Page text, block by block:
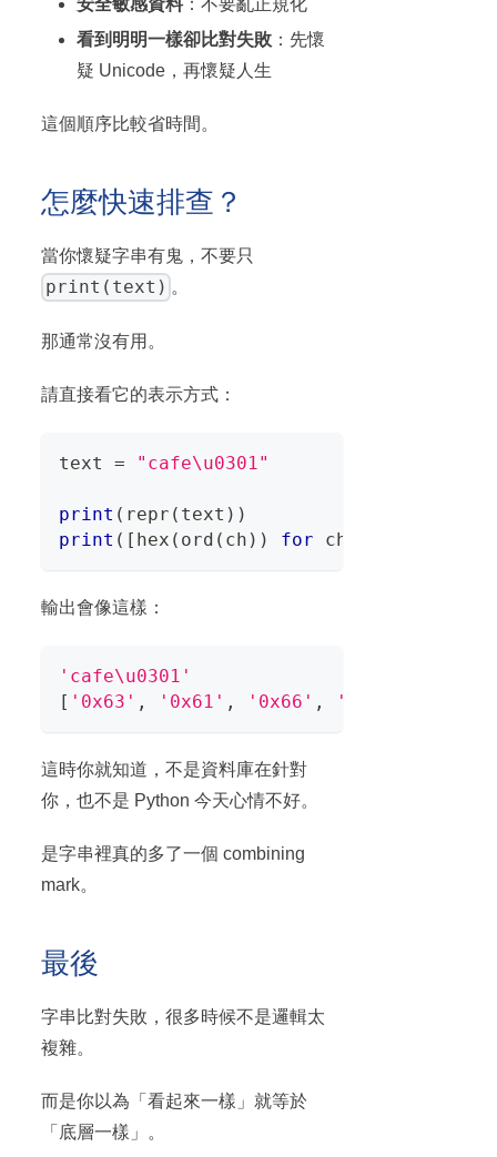
看到明明一樣卻比對失敗 ：先懷
疑 Unicode，再懷疑人生
這個順序比較省時間。
怎麼快速排查？
當你懷疑字串有鬼，不要只
print(text) 。
那通常沒有用。
請直接看它的表示方式：
text = "cafe\u0301"
print ( repr ( text ) )
print ( [ hex ( ord ( ch ) ) for ch
輸出會像這樣：
'cafe\u0301'
[ '0x63' , '0x61' , '0x66' , '0x65'
這時你就知道，不是資料庫在針對
你，也不是 Python 今天心情不好。
是字串裡真的多了一個 combining
mark。
最後
字串比對失敗，很多時候不是邏輯太
複雜。
而是你以為「看起來一樣」就等於
「底層一樣」。